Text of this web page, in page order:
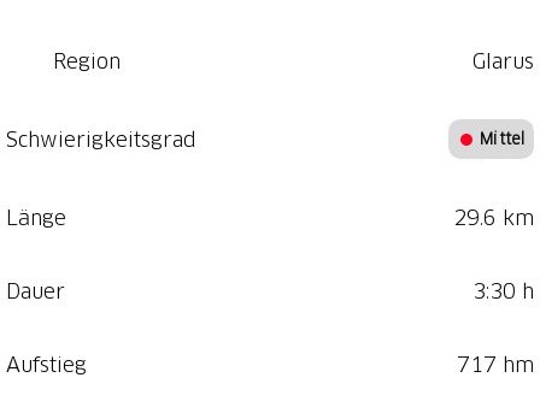
Region Glarus
Schwierigkeitsgrad Mittel
Länge 29.6 km
Dauer 3:30 h
Aufstieg 717 hm